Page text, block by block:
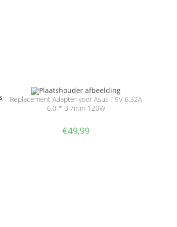
Replacement Adapter voor Asus 19V 6.32A
6.0 * 3.7mm 120W
€49,99